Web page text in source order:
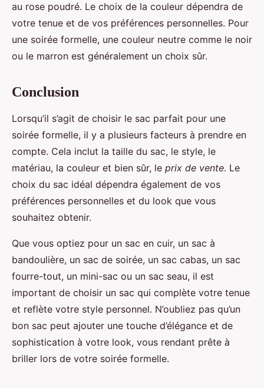
au rose poudré. Le choix de la couleur dépendra de
votre tenue et de vos préférences personnelles. Pour
une soirée formelle, une couleur neutre comme le noir
ou le marron est généralement un choix sûr.
Conclusion
Lorsqu’il s’agit de choisir le sac parfait pour une
soirée formelle, il y a plusieurs facteurs à prendre en
compte. Cela inclut la taille du sac, le style, le
matériau, la couleur et bien sûr, le prix de vente. Le
choix du sac idéal dépendra également de vos
préférences personnelles et du look que vous
souhaitez obtenir.
Que vous optiez pour un sac en cuir, un sac à
bandoulière, un sac de soirée, un sac cabas, un sac
fourre-tout, un mini-sac ou un sac seau, il est
important de choisir un sac qui complète votre tenue
et reflète votre style personnel. N’oubliez pas qu’un
bon sac peut ajouter une touche d’élégance et de
sophistication à votre look, vous rendant prête à
briller lors de votre soirée formelle.